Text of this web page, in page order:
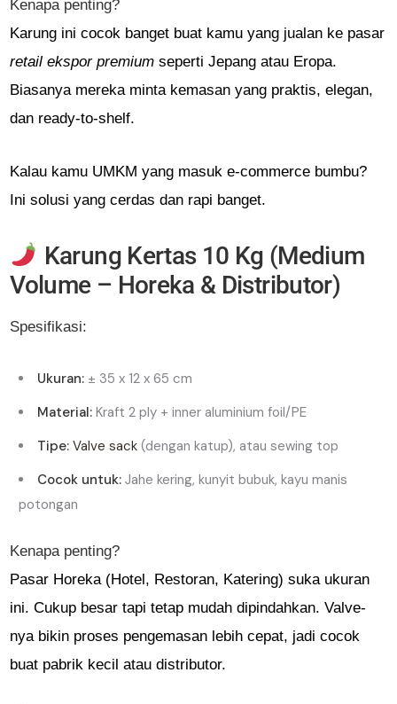
Kenapa penting?
Karung ini cocok banget buat kamu yang jualan ke pasar
retail ekspor premium seperti Jepang atau Eropa.
Biasanya mereka minta kemasan yang praktis, elegan,
dan ready-to-shelf.
Kalau kamu UMKM yang masuk e-commerce bumbu?
Ini solusi yang cerdas dan rapi banget.
Karung Kertas 10 Kg (Medium
Volume – Horeka & Distributor)
Spesifikasi:
Ukuran: ± 35 x 12 x 65 cm
Material: Kraft 2 ply + inner aluminium foil/PE
Tipe: Valve sack (dengan katup), atau sewing top
Cocok untuk: Jahe kering, kunyit bubuk, kayu manis
potongan
Kenapa penting?
Pasar Horeka (Hotel, Restoran, Katering) suka ukuran
ini. Cukup besar tapi tetap mudah dipindahkan. Valve-
nya bikin proses pengemasan lebih cepat, jadi cocok
buat pabrik kecil atau distributor.